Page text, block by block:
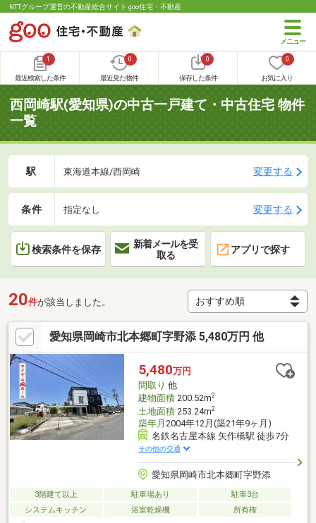
NTTグループ運営の不動産総合サイト goo住宅・不動産
1
最近検索した条件
0
最近見た物件
0
保存した条件
0
お気に入り
西岡崎駅(愛知県)の中古一戸建て・中古住宅 物件
一覧
駅 東海道本線/西岡崎 変更する
条件 指定なし 変更する
検索条件を保存
新着メールを受
取る
アプリで探す
20件が該当しました。
愛知県岡崎市北本郷町字野添 5,480万円 他
5,480万円
間取り 他
建物面積200.52m2
土地面積253.24m2
築年月 2004年12月(築21年9ヶ月)
名鉄名古屋本線 矢作橋駅 徒歩7分
その他の交通
愛知県岡崎市北本郷町字野添
3階建て以上 駐車場あり
駐車3台
システムキッチン
浴室乾燥機 所有権